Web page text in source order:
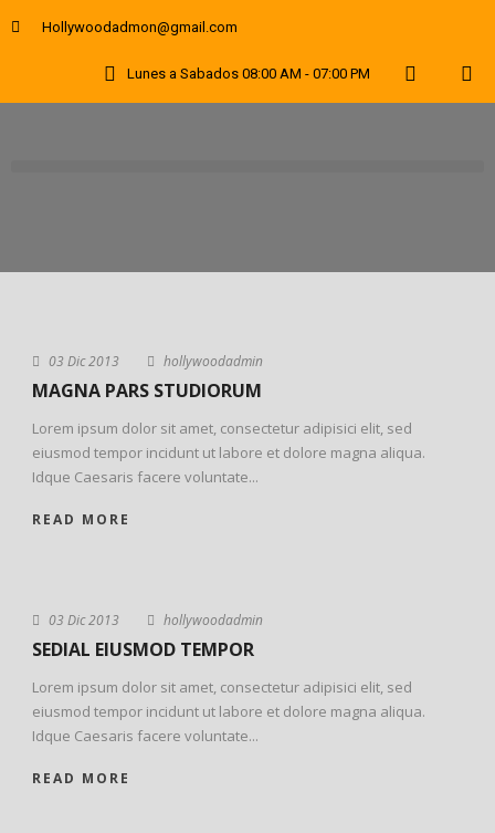
Hollywoodadmon@gmail.com
Lunes a Sabados 08:00 AM - 07:00 PM
03 Dic 2013 hollywoodadmin
MAGNA PARS STUDIORUM
Lorem ipsum dolor sit amet, consectetur adipisici elit, sed
eiusmod tempor incidunt ut labore et dolore magna aliqua.
Idque Caesaris facere voluntate...
READ MORE
03 Dic 2013 hollywoodadmin
SEDIAL EIUSMOD TEMPOR
Lorem ipsum dolor sit amet, consectetur adipisici elit, sed
eiusmod tempor incidunt ut labore et dolore magna aliqua.
Idque Caesaris facere voluntate...
READ MORE